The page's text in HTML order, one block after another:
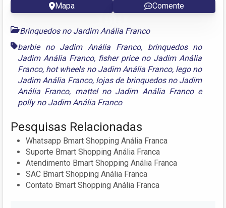
Mapa Comente
Brinquedos no Jardim Anália Franco
barbie no Jadim Anália Franco, brinquedos no
Jadim Anália Franco, fisher price no Jadim Anália
Franco, hot wheels no Jadim Anália Franco, lego no
Jadim Anália Franco, lojas de brinquedos no Jadim
Anália Franco, mattel no Jadim Anália Francoe
polly no Jadim Anália Franco
Pesquisas Relacionadas
Whatsapp Bmart Shopping Anália Franca
Suporte Bmart Shopping Anália Franca
Atendimento Bmart Shopping Anália Franca
SAC Bmart Shopping Anália Franca
Contato Bmart Shopping Anália Franca